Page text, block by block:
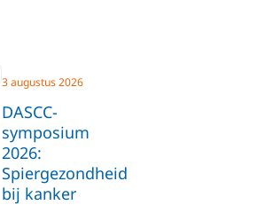
DASCC-
symposium
2026:
Spiergezondheid
bij kanker
3 augustus 2026